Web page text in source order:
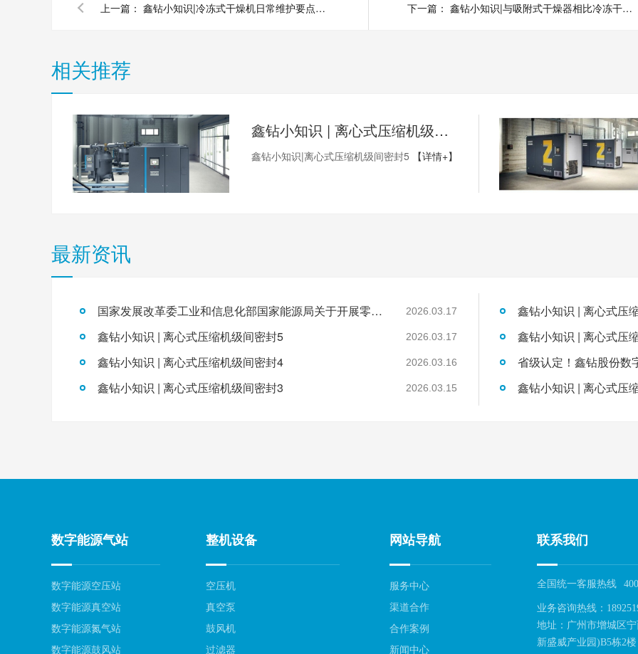
上一篇： 鑫钻小知识|冷冻式干燥机日常维护要点有哪些? 下一篇： 鑫钻小知识|与吸附式干燥器相比冷冻干燥机有哪些特点?
相关推荐
鑫钻小知识 | 离心式压缩机级间密封5
鑫钻小知识|离心式压缩机级间密封5 【详情+】
最新资讯
国家发展改革委工业和信息化部国家能源局关于开展零碳园区建设的通知 2026.03.17
鑫钻小知识 | 离心式压缩机级间密封5 2026.03.17
鑫钻小知识 | 离心式压缩机级间密封4 2026.03.16
鑫钻小知识 | 离心式压缩机级间密封3 2026.03.15
鑫钻小知识 | 离心式压
鑫钻小知识 | 离心式压
鑫钻小知识 | 离心式压
数字能源气站
数字能源空压站
数字能源真空站
数字能源氮气站
数字能源鼓风站
整机设备
空压机
真空泵
鼓风机
过滤器
网站导航
服务中心
渠道合作
合作案例
新闻中心
联系我们
全国统一客服热线
业务咨询热线：
地址：广州市增城区
新盛威产业园)B5栋2楼